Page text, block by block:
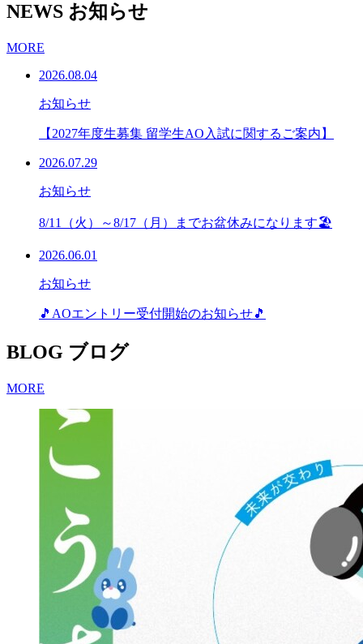
NEWS お知らせ
MORE
2026.08.04
お知らせ
【2027年度生募集 留学生AO入試に関するご案内】
2026.07.29
お知らせ
8/11（火）～8/17（月）までお盆休みになります🏖
2026.06.01
お知らせ
🎵AOエントリー受付開始のお知らせ🎵
BLOG ブログ
MORE